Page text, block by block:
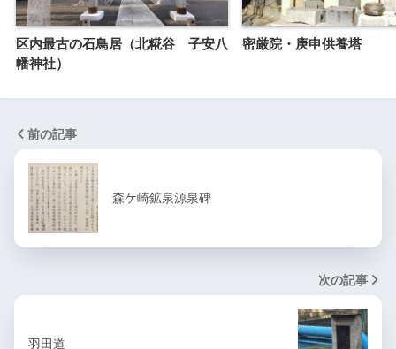
区内最古の石鳥居（北糀谷 子安八
幡神社）
密厳院・庚申供養塔
前の記事
森ケ崎鉱泉源泉碑
次の記事
羽田道